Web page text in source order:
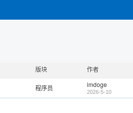
版块 作者
程序员 imdoge
2026-5-10